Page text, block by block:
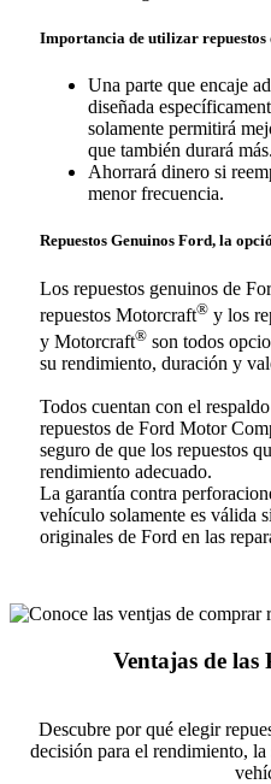
Importancia de utilizar
Una parte que encaje
diseñada
solamente permitirá
que también durará más.
Ahorrará dinero si
menor frecuencia.
Repuestos Genuinos Ford, la
Los repuestos genuinos de
repuestos Motorcraft® y los
y Motorcraft® son todos
su rendimiento, duración y
Todos cuentan con el
repuestos de Ford Motor
seguro de que los repuestos
rendimiento adecuado.
La garantía contra
vehículo solamente es válida
originales de Ford en las
Ventajas de las
Descubre por qué elegir
decisión para el rendimiento,